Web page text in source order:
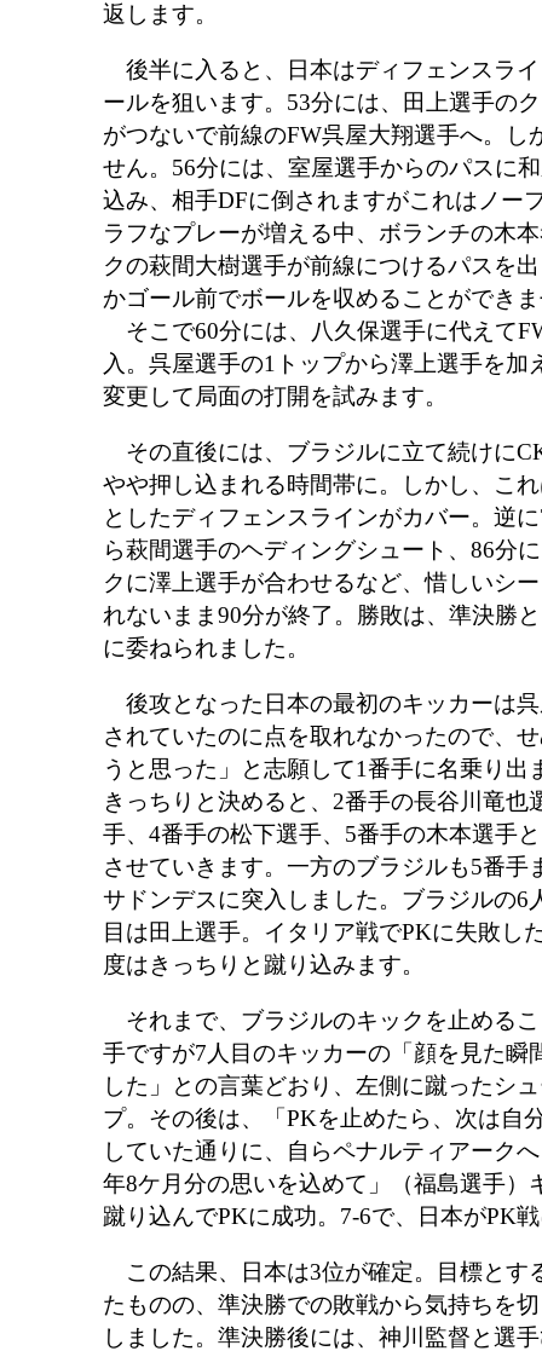
返します。
後半に入ると、日本はディフェンスラ
ールを狙います。53分には、田上選手の
がつないで前線のFW呉屋大翔選手へ。し
せん。56分には、室屋選手からのパスに
込み、相手DFに倒されますがこれはノー
ラフなプレーが増える中、ボランチの木
クの萩間大樹選手が前線につけるパスを
かゴール前でボールを収めることができ
そこで60分には、八久保選手に代えて
入。呉屋選手の1トップから澤上選手を加
変更して局面の打開を試みます。
その直後には、ブラジルに立て続けに
やや押し込まれる時間帯に。しかし、こ
としたディフェンスラインがカバー。逆
ら萩間選手のヘディングシュート、86分
クに澤上選手が合わせるなど、惜しいシ
れないまま90分が終了。勝敗は、準決勝
に委ねられました。
後攻となった日本の最初のキッカーは
されていたのに点を取れなかったので、
うと思った」と志願して1番手に名乗り出
きっちりと決めると、2番手の長谷川竜也
手、4番手の松下選手、5番手の木本選手
させていきます。一方のブラジルも5番手
サドンデスに突入しました。ブラジルの6
目は田上選手。イタリア戦でPKに失敗し
度はきっちりと蹴り込みます。
それまで、ブラジルのキックを止める
手ですが7人目のキッカーの「顔を見た瞬
した」との言葉どおり、左側に蹴ったシ
プ。その後は、「PKを止めたら、次は自
していた通りに、自らペナルティアーク
年8ケ月分の思いを込めて」（福島選手）
蹴り込んでPKに成功。7-6で、日本がPK
この結果、日本は3位が確定。目標とす
たものの、準決勝での敗戦から気持ちを
しました。準決勝後には、神川監督と選